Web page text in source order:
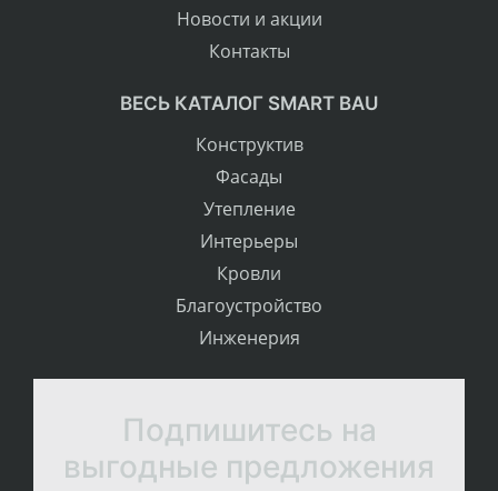
Новости и акции
Контакты
ВЕСЬ КАТАЛОГ SMART BAU
Конструктив
Фасады
Утепление
Интерьеры
Кровли
Благоустройство
Инженерия
Подпишитесь на
выгодные предложения